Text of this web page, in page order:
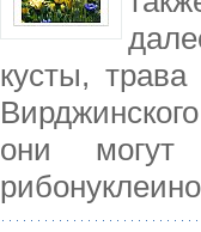
кусты,
они могут